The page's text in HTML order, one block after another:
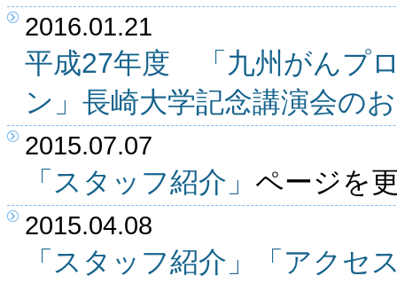
2016.01.21
平成27年度 「九州がんプ
ン」長崎大学記念講演会の
2015.07.07
「スタッフ紹介」 ページを
2015.04.08
「スタッフ紹介」 「アクセ